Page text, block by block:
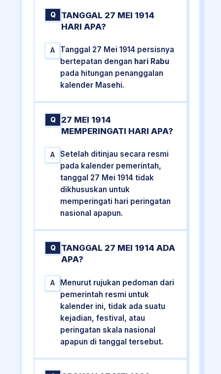
Q
TANGGAL 27 MEI 1914
HARI APA?
A
Tanggal 27 Mei 1914 persisnya
bertepatan dengan hari Rabu
pada hitungan penanggalan
kalender Masehi.
Q
27 MEI 1914
MEMPERINGATI HARI APA?
A
Setelah ditinjau secara resmi
pada kalender pemerintah,
tanggal 27 Mei 1914 tidak
dikhususkan untuk
memperingati hari peringatan
nasional apapun.
Q
TANGGAL 27 MEI 1914 ADA
APA?
A
Menurut rujukan pedoman dari
pemerintah resmi untuk
kalender ini, tidak ada suatu
kejadian, festival, atau
peringatan skala nasional
apapun di tanggal tersebut.